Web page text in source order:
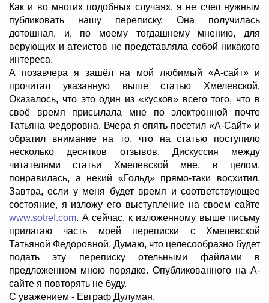
Как и во многих подобных случаях, я не счел нужным
публиковать нашу переписку. Она получилась
дотошная, и, по моему тогдашнему мнению, для
верующих и атеистов не представляла собой никакого
интереса.
А позавчера я зашёл на мой любимый «А-сайт» и
прочитал указанную выше статью Хмелевской.
Оказалось, что это один из «кусков» всего того, что в
своё время присылала мне по электронной почте
Татьяна Федоровна. Вчера я опять посетил «А-Сайт» и
обратил внимание на то, что на статью поступило
несколько десятков отзывов. Дискуссия между
читателями статьи Хмелевской мне, в целом,
понравилась, а некий «Гольд» прямо-таки восхитил.
Завтра, если у меня будет время и соответствующее
состояние, я изложу его выступление на своем сайте
www.sotref.com. А сейчас, к изложенному выше письму
прилагаю часть моей переписки с Хмелевской
Татьяной Федоровной. Думаю, что целесообразно будет
подать эту переписку отельными файлами в
предложенном мною порядке. Опубликованного на А-
сайте я повторять не буду.
С уважением - Евграф Дулуман.